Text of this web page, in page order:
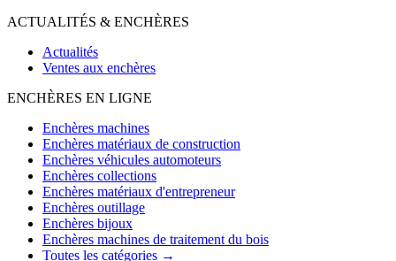
ACTUALITÉS & ENCHÈRES
Actualités
Ventes aux enchères
ENCHÈRES EN LIGNE
Enchères machines
Enchères matériaux de construction
Enchères véhicules automoteurs
Enchères collections
Enchères matériaux d'entrepreneur
Enchères outillage
Enchères bijoux
Enchères machines de traitement du bois
Toutes les catégories →